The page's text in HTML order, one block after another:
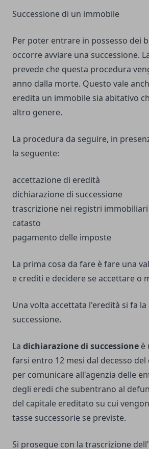
Successione di un immobile
Per poter entrare in possesso dei
occorre avviare una successione.
prevede che questa procedura
anno dalla morte. Questo vale
eredita un immobile sia abitativo
altro genere.
La procedura da seguire, in
la seguente:
accettazione di eredità
dichiarazione di successione
trascrizione nei registri
catasto
pagamento delle imposte
La prima cosa da fare è fare una
e crediti e decidere se accettare o
Una volta accettata l'eredità si fa
successione.
La dichiarazione di successione è
farsi entro 12 mesi dal decesso
per comunicare all'agenzia delle
degli eredi che subentrano al
del capitale ereditato su cui
tasse successorie se previste.
Si prosegue con la trascrizione